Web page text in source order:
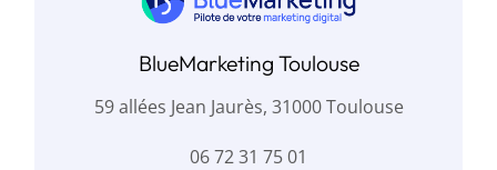
BlueMarketing Toulouse
59 allées Jean Jaurès, 31000 Toulouse
06 72 31 75 01